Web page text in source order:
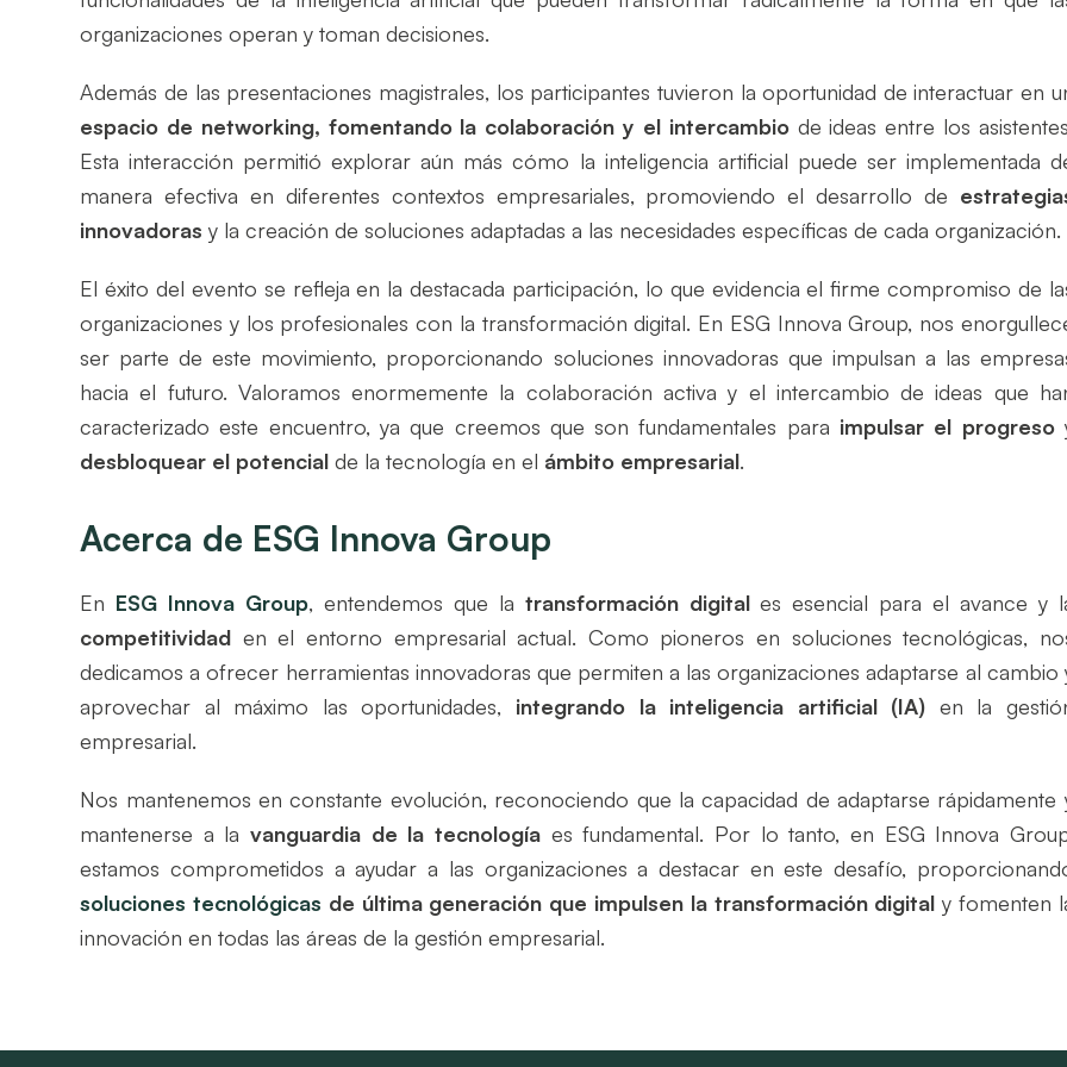
organizaciones operan y toman decisiones.
Además de las presentaciones magistrales, los participantes tuvieron la oportunidad de interactuar en
espacio de networking, fomentando la colaboración y el intercambiode ideas entre los
Esta interacción permitió explorar aún más cómo la inteligencia artificial puede ser implementada
manera efectiva en diferentes contextos empresariales, promoviendo el desarrollo de
innovadoras y la creación de soluciones adaptadas a las necesidades específicas de cada organización.
El éxito del evento se refleja en la destacada participación, lo que evidencia el firme compromiso de
organizaciones y los profesionales con la transformación digital. En ESG Innova Group, nos
ser parte de este movimiento, proporcionando soluciones innovadoras que impulsan a las
hacia el futuro. Valoramos enormemente la colaboración activa y el intercambio de ideas que
caracterizado este encuentro, ya que creemos que son fundamentales para impulsar el progreso
desbloquear el potencial de la tecnología en el ámbito empresarial.
Acerca de ESG Innova Group
En ESG Innova Group, entendemos que la transformación digitales esencial para el avance y
competitividad en el entorno empresarial actual. Como pioneros en soluciones tecnológicas,
dedicamos a ofrecer herramientas innovadoras que permiten a las organizaciones adaptarse al cambio
aprovechar al máximo las oportunidades, integrando la inteligencia artificial (IA) en la
empresarial.
Nos mantenemos en constante evolución, reconociendo que la capacidad de adaptarse rápidamente
mantenerse a lavanguardia de la tecnología es fundamental. Por lo tanto, en ESG Innova
estamos comprometidos a ayudar a las organizaciones a destacar en este desafío,
soluciones tecnológicas de última generación que impulsen la transformación digital y fomenten
innovación en todas las áreas de la gestión empresarial.